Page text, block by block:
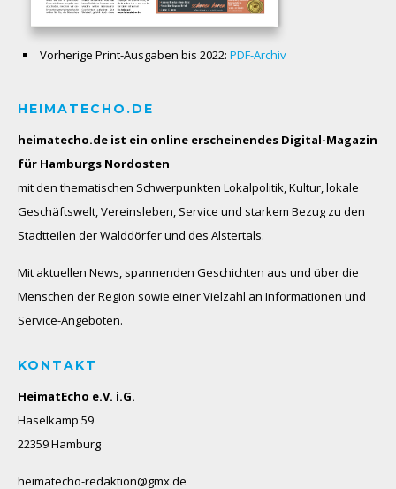
Vorherige Print-Ausgaben bis 2022: PDF-Archiv
HEIMATECHO.DE
heimatecho.de ist ein online erscheinendes Digital-Magazin
für Hamburgs Nordosten
mit den thematischen Schwerpunkten Lokalpolitik, Kultur, lokale
Geschäftswelt, Vereinsleben, Service und starkem Bezug zu den
Stadtteilen der Walddörfer und des Alstertals.
Mit aktuellen News, spannenden Geschichten aus und über die
Menschen der Region sowie einer Vielzahl an Informationen und
Service-Angeboten.
KONTAKT
HeimatEcho e.V. i.G.
Haselkamp 59
22359 Hamburg
heimatecho-redaktion@gmx.de